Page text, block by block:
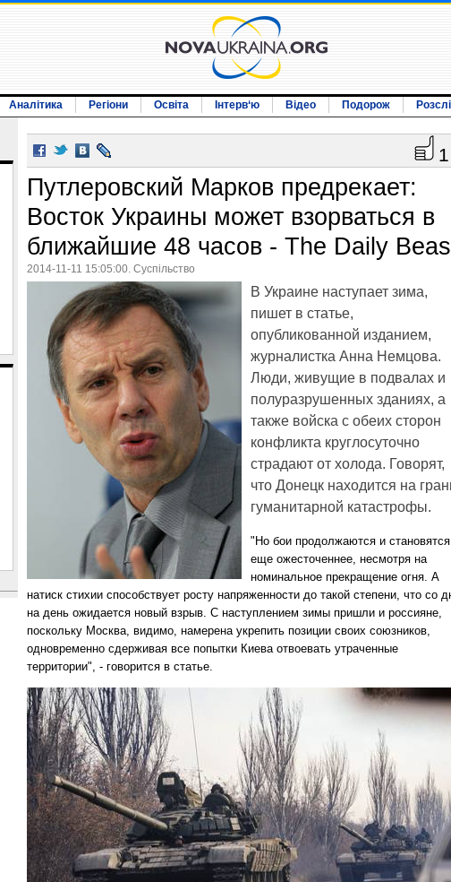
Аналітика Регіони Освіта Інтерв‘ю Відео Подорож
1
Путлеровский Марков предрекает:
Восток Украины может взорваться в
ближайшие 48 часов - The Daily
2014-11-11 15:05:00. Суспільство
В Украине наступает зима,
пишет в статье,
опубликованной изданием,
журналистка Анна Немцова.
Люди, живущие в подвалах и
полуразрушенных зданиях, а
также войска с обеих сторон
конфликта круглосуточно
страдают от холода. Говорят,
что Донецк находится на
гуманитарной катастрофы.
"Но бои продолжаются и становятся
еще ожесточеннее, несмотря на
номинальное прекращение огня. А
натиск стихии способствует росту напряженности до такой степени, что со
на день ожидается новый взрыв. С наступлением зимы пришли и россияне,
поскольку Москва, видимо, намерена укрепить позиции своих союзников,
одновременно сдерживая все попытки Киева отвоевать утраченные
территории", - говорится в статье.